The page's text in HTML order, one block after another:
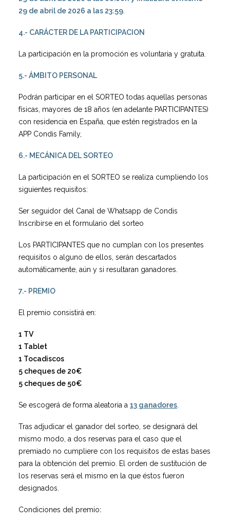
29 de abril de 2026 a las 23:59
4.- CARÁCTER DE LA PARTICIPACION
La participación en la promoción es voluntaria y gratuita.
5.- ÁMBITO PERSONAL
Podrán participar en el SORTEO todas aquellas personas
físicas, mayores de 18 años (en adelante PARTICIPANTES)
con residencia en España, que estén registrados en la
APP Condis Family,
6.- MECÁNICA DEL SORTEO
La participación en el SORTEO se realiza cumpliendo los
siguientes requisitos:
Ser seguidor del Canal de Whatsapp de Condis
Inscribirse en el formulario del sorteo
Los PARTICIPANTES que no cumplan con los presentes
requisitos o alguno de ellos, serán descartados
automáticamente, aún y si resultaran ganadores.
7.- PREMIO
El premio consistirá en:
1 TV
1 Tablet
1 Tocadiscos
5 cheques de 20€
5 cheques de 50€
Se escogerá de forma aleatoria a 13 ganadores
Tras adjudicar el ganador del sorteo, se designará del
mismo modo, a dos reservas para el caso que el
premiado no cumpliere con los requisitos de estas bases
para la obtención del premio. El orden de sustitución de
los reservas será el mismo en la que éstos fueron
designados.
Condiciones del premio: